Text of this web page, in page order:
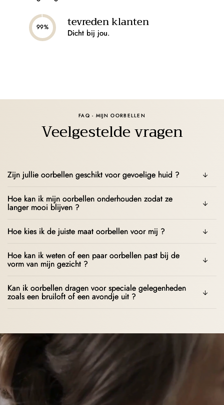
99% tevreden klanten
Dicht bij jou.
FAQ - MIJN OORBELLEN
Veelgestelde vragen
Zijn jullie oorbellen geschikt voor gevoelige huid ?
Hoe kan ik mijn oorbellen onderhouden zodat ze
langer mooi blijven ?
Hoe kies ik de juiste maat oorbellen voor mij ?
Hoe kan ik weten of een paar oorbellen past bij de
vorm van mijn gezicht ?
Kan ik oorbellen dragen voor speciale gelegenheden
zoals een bruiloft of een avondje uit ?